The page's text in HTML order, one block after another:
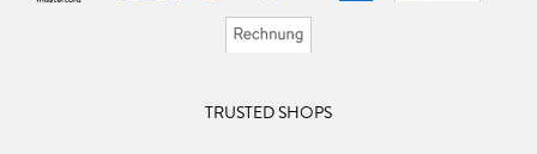
TRUSTED SHOPS